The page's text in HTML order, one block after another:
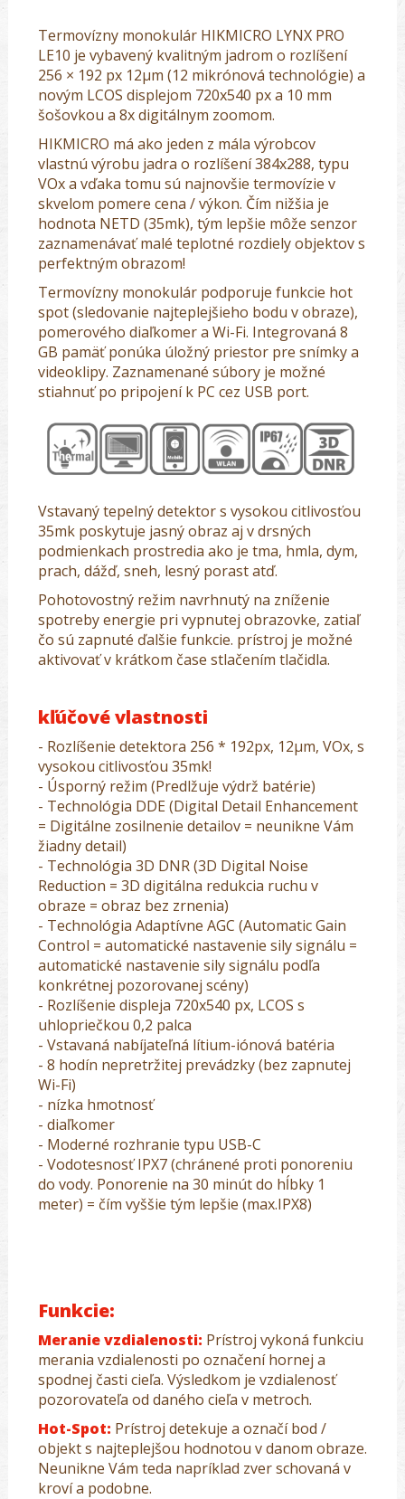
Termovízny monokulár HIKMICRO LYNX PRO
LE10 je vybavený kvalitným jadrom o rozlíšení
256 × 192 px 12μm (12 mikrónová technológie) a
novým LCOS displejom 720x540 px a 10 mm
šošovkou a 8x digitálnym zoomom.
HIKMICRO má ako jeden z mála výrobcov
vlastnú výrobu jadra o rozlíšení 384x288, typu
VOx a vďaka tomu sú najnovšie termovízie v
skvelom pomere cena / výkon. Čím nižšia je
hodnota NETD (35mk), tým lepšie môže senzor
zaznamenávať malé teplotné rozdiely objektov s
perfektným obrazom!
Termovízny monokulár podporuje funkcie hot
spot (sledovanie najteplejšieho bodu v obraze),
pomerového diaľkomer a Wi-Fi. Integrovaná 8
GB pamäť ponúka úložný priestor pre snímky a
videoklipy. Zaznamenané súbory je možné
stiahnuť po pripojení k PC cez USB port.
Vstavaný tepelný detektor s vysokou citlivosťou
35mk poskytuje jasný obraz aj v drsných
podmienkach prostredia ako je tma, hmla, dym,
prach, dážď, sneh, lesný porast atď.
Pohotovostný režim navrhnutý na zníženie
spotreby energie pri vypnutej obrazovke, zatiaľ
čo sú zapnuté ďalšie funkcie. prístroj je možné
aktivovať v krátkom čase stlačením tlačidla.
kľúčové vlastnosti
- Rozlíšenie detektora 256 * 192px, 12μm, VOx, s
vysokou citlivosťou 35mk!
- Úsporný režim (Predlžuje výdrž batérie)
- Technológia DDE (Digital Detail Enhancement
= Digitálne zosilnenie detailov = neunikne Vám
žiadny detail)
- Technológia 3D DNR (3D Digital Noise
Reduction = 3D digitálna redukcia ruchu v
obraze = obraz bez zrnenia)
- Technológia Adaptívne AGC (Automatic Gain
Control = automatické nastavenie sily signálu =
automatické nastavenie sily signálu podľa
konkrétnej pozorovanej scény)
- Rozlíšenie displeja 720x540 px, LCOS s
uhlopriečkou 0,2 palca
- Vstavaná nabíjateľná lítium-iónová batéria
- 8 hodín nepretržitej prevádzky (bez zapnutej
Wi-Fi)
- nízka hmotnosť
- diaľkomer
- Moderné rozhranie typu USB-C
- Vodotesnosť IPX7 (chránené proti ponoreniu
do vody. Ponorenie na 30 minút do hĺbky 1
meter) = čím vyššie tým lepšie (max.IPX8)
Funkcie:
Meranie vzdialenosti: Prístroj vykoná funkciu
merania vzdialenosti po označení hornej a
spodnej časti cieľa. Výsledkom je vzdialenosť
pozorovateľa od daného cieľa v metroch.
Hot-Spot: Prístroj detekuje a označí bod /
objekt s najteplejšou hodnotou v danom obraze.
Neunikne Vám teda napríklad zver schovaná v
kroví a podobne.